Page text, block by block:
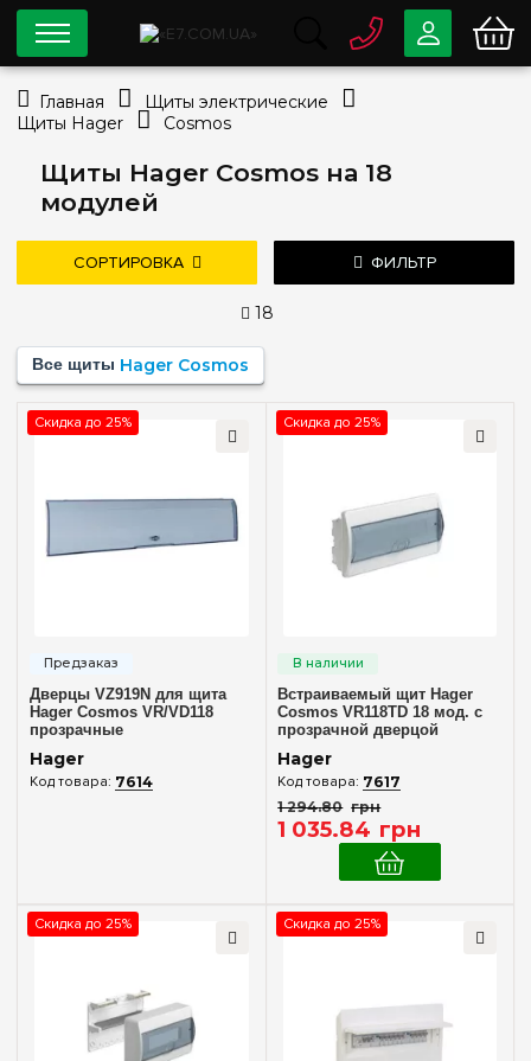
Щиты Hager Cosmos на 18
модулей
СОРТИРОВКА ФИЛЬТР
—
Наружный(3)
Внутренний (в нишу)
2
3(+1)
4
6(+5)
18
В комплекте(6)
18
Все щиты Hager Cosmos
дешевле дороже
новые поступления
популярность
Скидка до 25%
Дверцы VZ919N для щита
Hager Cosmos VR/VD118
прозрачные
Hager
7614
Скидка до 25%
Встраиваемый щит Hager
Cosmos VR118TD 18 мод. с
прозрачной дверцой
Hager
7617
1 294.80 грн
1 035.84 грн
Скидка до 25% Скидка до 25%
0 800 33-63-07
044334-79-78
Главная
Щиты электрические
Щиты Hager
Cosmos